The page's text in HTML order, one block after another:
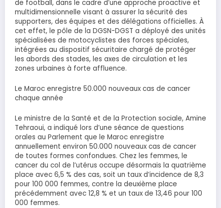
de football, dans le cadre d’une approche proactive et
multidimensionnelle visant à assurer la sécurité des
supporters, des équipes et des délégations officielles. À
cet effet, le pôle de la DGSN-DGST a déployé des unités
spécialisées de motocyclistes des forces spéciales,
intégrées au dispositif sécuritaire chargé de protéger
les abords des stades, les axes de circulation et les
zones urbaines à forte affluence.
Le Maroc enregistre 50.000 nouveaux cas de cancer
chaque année
Le ministre de la Santé et de la Protection sociale, Amine
Tehraoui, a indiqué lors d’une séance de questions
orales au Parlement que le Maroc enregistre
annuellement environ 50.000 nouveaux cas de cancer
de toutes formes confondues. Chez les femmes, le
cancer du col de l’utérus occupe désormais la quatrième
place avec 6,5 % des cas, soit un taux d’incidence de 8,3
pour 100 000 femmes, contre la deuxième place
précédemment avec 12,8 % et un taux de 13,46 pour 100
000 femmes.